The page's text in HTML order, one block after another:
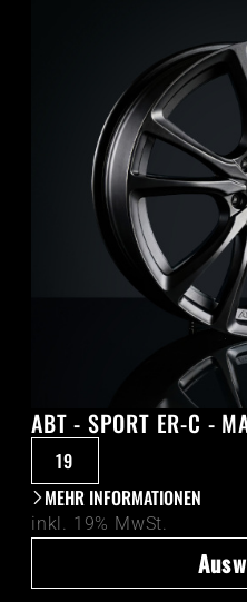
ABT - SPORT ER-C -
19
MEHR INFORMATIONEN
inkl. 19% MwSt.